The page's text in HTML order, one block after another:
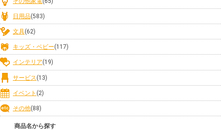
日用品(583)
文具(62)
キッズ・ベビー(117)
インテリア(19)
サービス (13)
イベント (2)
その他(88)
商品名から探す